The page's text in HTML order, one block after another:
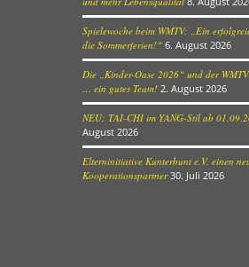
Spielewoche beim WMTV: „Ein
die Sommerferien!“ 6. August 2026
Die „Kinder-Oase 2026“ und der
… ein gutes Team! 2. August 2026
NEU: TAI-CHI im YANG-Stil ab
August 2026
Elterninitiative Kunterbunt e.V. einen
Kooperationspartner 30. Juli 2026